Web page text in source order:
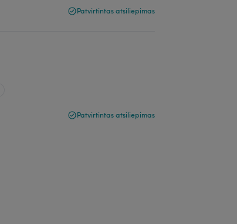
Patvirtintas atsiliepimas
Patvirtintas atsiliepimas